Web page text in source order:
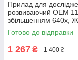
Прилад для
розвиваючий OEM
збільшенням 640х,
GoodPlace -worry-free-
shopping-
Готово до відправки
1 267 ₴ 1 400 ₴